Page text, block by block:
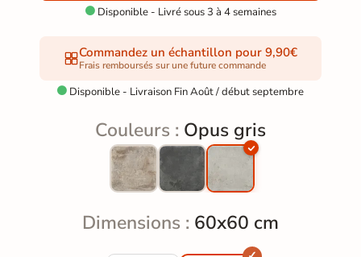
Disponible - Livré sous 3 à 4 semaines
Commandez un échantillon pour 9,90€
Frais remboursés sur une future commande
 Disponible - Livraison Fin Août / début septembre
Couleurs : Opus gris
Dimensions : 60x60 cm